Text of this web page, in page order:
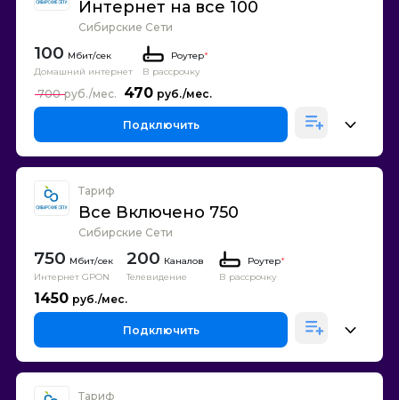
Интернет на все 100
Сибирские Сети
100
Домашний интернет
Роутер*
В рассрочку
470
700
Подключить
Тариф
Все Включено 750
Сибирские Сети
750
Интернет GPON
200 Каналов
Телевидение
Роутер*
В рассрочку
1450
Подключить
Тариф